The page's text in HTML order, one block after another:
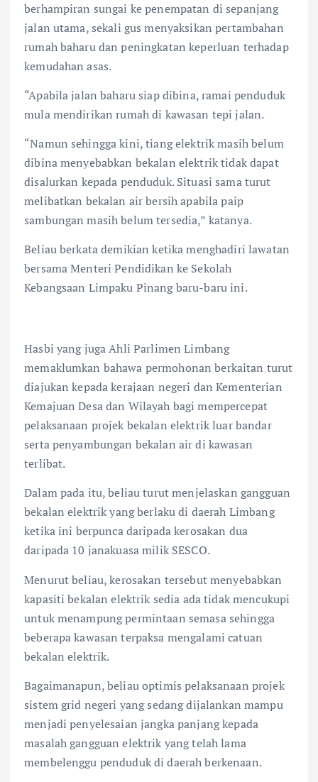
berhampiran sungai ke penempatan di sepanjang
jalan utama, sekali gus menyaksikan pertambahan
rumah baharu dan peningkatan keperluan terhadap
kemudahan asas.
“Apabila jalan baharu siap dibina, ramai penduduk
mula mendirikan rumah di kawasan tepi jalan.
“Namun sehingga kini, tiang elektrik masih belum
dibina menyebabkan bekalan elektrik tidak dapat
disalurkan kepada penduduk. Situasi sama turut
melibatkan bekalan air bersih apabila paip
sambungan masih belum tersedia,” katanya.
Beliau berkata demikian ketika menghadiri lawatan
bersama Menteri Pendidikan ke Sekolah
Kebangsaan Limpaku Pinang baru-baru ini.
Hasbi yang juga Ahli Parlimen Limbang
memaklumkan bahawa permohonan berkaitan turut
diajukan kepada kerajaan negeri dan Kementerian
Kemajuan Desa dan Wilayah bagi mempercepat
pelaksanaan projek bekalan elektrik luar bandar
serta penyambungan bekalan air di kawasan
terlibat.
Dalam pada itu, beliau turut menjelaskan gangguan
bekalan elektrik yang berlaku di daerah Limbang
ketika ini berpunca daripada kerosakan dua
daripada 10 janakuasa milik SESCO.
Menurut beliau, kerosakan tersebut menyebabkan
kapasiti bekalan elektrik sedia ada tidak mencukupi
untuk menampung permintaan semasa sehingga
beberapa kawasan terpaksa mengalami catuan
bekalan elektrik.
Bagaimanapun, beliau optimis pelaksanaan projek
sistem grid negeri yang sedang dijalankan mampu
menjadi penyelesaian jangka panjang kepada
masalah gangguan elektrik yang telah lama
membelenggu penduduk di daerah berkenaan.